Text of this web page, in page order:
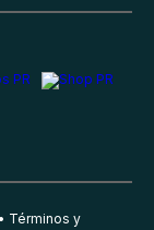
Términos y